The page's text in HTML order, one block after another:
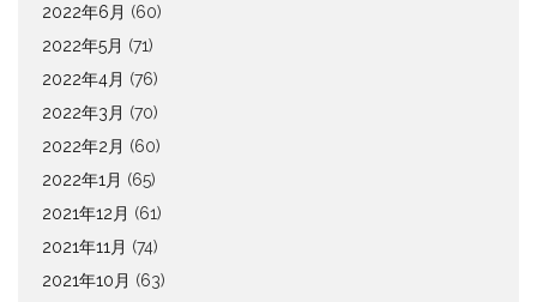
2022年6月 (60)
2022年5月 (71)
2022年4月 (76)
2022年3月 (70)
2022年2月 (60)
2022年1月 (65)
2021年12月 (61)
2021年11月 (74)
2021年10月 (63)